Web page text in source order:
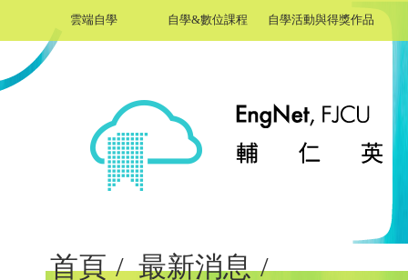
雲端自學 自學&數位課程 自學活動與得獎作品
首頁 / 最新消息 /